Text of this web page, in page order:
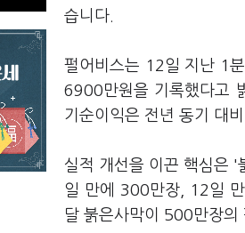
습니다.
펄어비스는 12일 지난 1
6900만원을 기록했다고
기순이익은 전년 동기 대
실적 개선을 이끈 핵심은
일 만에 300만장, 12일
달 붉은사막이 500만장의